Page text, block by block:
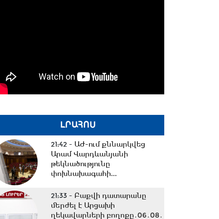
ԼՐԱՀՈՍ
21:42 - ԱԺ-ում քննարկվեց
Արամ Վարդևանյանի
թեկնածությունը
փոխնախագահի...
21:33 - Բաքվի դատարանը
մերժել է Արցախի
ղեկավարների բողոքը․06․08․